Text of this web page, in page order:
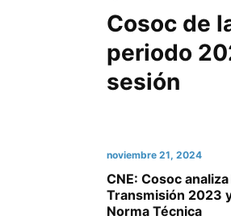
Cosoc de
periodo
sesión
noviembre 21, 2024
CNE: Cosoc
Transmisión 2023
Norma Técnica